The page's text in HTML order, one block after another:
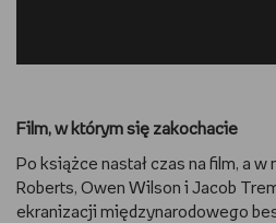
Film, w którym się zakochacie
Po książce nastał czas na film, a
Roberts, Owen Wilson i Jacob
ekranizacji międzynarodowego